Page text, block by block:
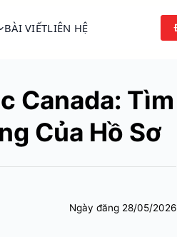
BÀI VIẾTLIÊN HỆ
Canada: Tìm
Của Hồ Sơ
Ngày đăng 28/05/2026